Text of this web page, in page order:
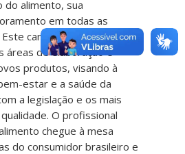
do alimento, sua
em todas as
campo de atuação
áreas de elaboração e
produtos, visando à
estar e a saúde da
a legislação e os mais
O profissional
chegue à mesa
do consumidor brasileiro e